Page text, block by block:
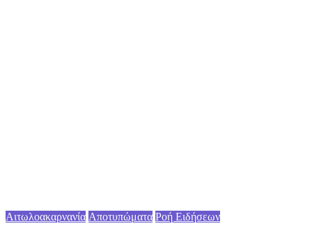
Αιτωλοακαρνανία Αποτυπώματα Ροή Ειδήσεων